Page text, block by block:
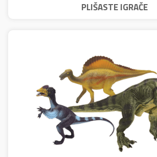
PLIŠASTE IGRAČE